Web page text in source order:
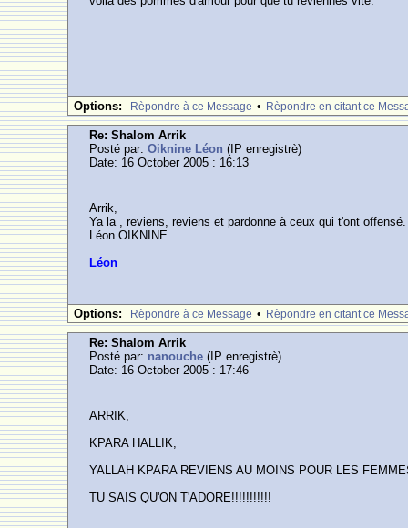
Options: Rèpondre à ce Message • Rèpondre en citant ce
Re: Shalom Arrik
Posté par:Oiknine Léon (IP enregistrè)
Date: 16 October 2005 : 16:13
Arrik,
Ya la , reviens, reviens et pardonne à ceux qui t'ont offensé.
Léon OIKNINE
Léon
Options: Rèpondre à ce Message • Rèpondre en citant ce
Re: Shalom Arrik
Posté par: nanouche (IP enregistrè)
Date: 16 October 2005 : 17:46
ARRIK,
KPARA HALLIK,
YALLAH KPARA REVIENS AU MOINS POUR LES
TU SAIS QU'ON T'ADORE!!!!!!!!!!!